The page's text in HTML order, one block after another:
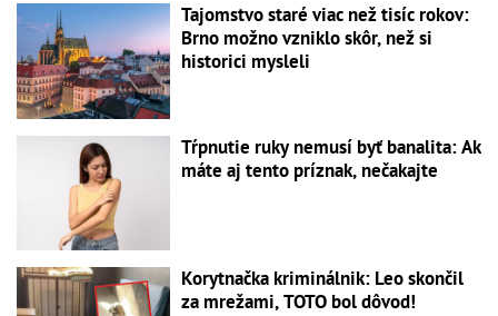
Tajomstvo staré viac než tisíc rokov:
Brno možno vzniklo skôr, než si
historici mysleli
Tŕpnutie ruky nemusí byť banalita: Ak
máte aj tento príznak, nečakajte
Korytnačka kriminálnik: Leo skončil
za mrežami, TOTO bol dôvod!